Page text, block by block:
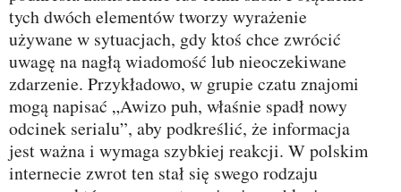
tych dwóch elementów tworzy wyrażenie
używane w sytuacjach, gdy ktoś chce zwrócić
uwagę na nagłą wiadomość lub nieoczekiwane
zdarzenie. Przykładowo, w grupie czatu znajomi
mogą napisać „Awizo puh, właśnie spadł nowy
odcinek serialu”, aby podkreślić, że informacja
jest ważna i wymaga szybkiej reakcji. W polskim
internecie zwrot ten stał się swego rodzaju